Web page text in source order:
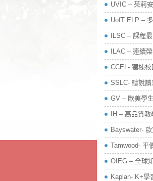
UVIC – 茱莉
UofT ELP –
ILSC – 課程
ILAC – 連續
CCEL- 獨棟
SSLC- 聽說
GV – 歐美學
IH – 高品質
Bayswater-
Tamwood- 平
OIEG – 全球
Kaplan- K+學